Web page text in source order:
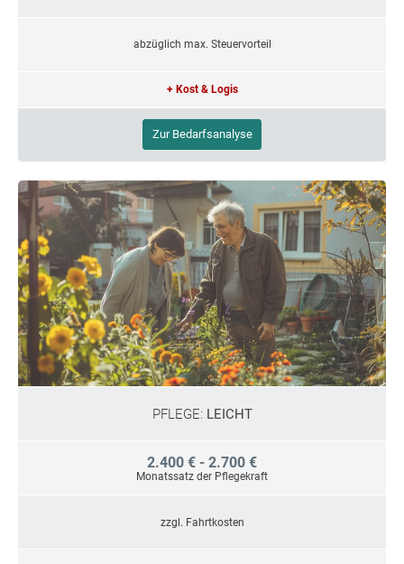
abzüglich max. Steuervorteil
+ Kost & Logis
Zur Bedarfsanalyse
PFLEGE: LEICHT
2.400 € - 2.700 €
Monatssatz der Pflegekraft
zzgl. Fahrtkosten